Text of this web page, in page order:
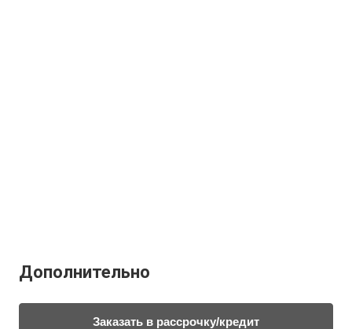
Дополнительно
Заказать в рассрочку/кредит